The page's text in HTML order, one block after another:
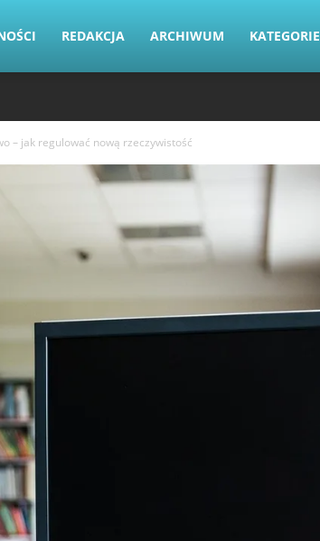
REDAKCJA ARCHIWUM KATEGORIE
– jak regulować nową rzeczywistość